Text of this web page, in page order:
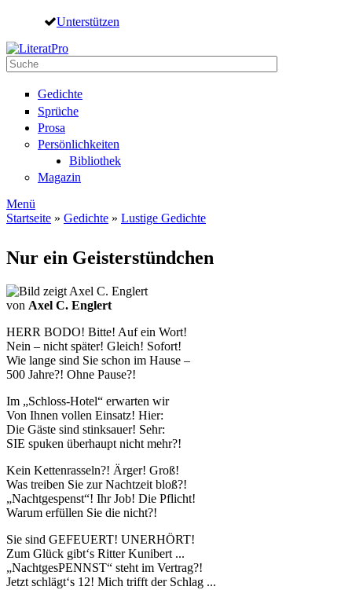
Direkt zum Inhalt
Unterstützen
Suche
Gedichte
Sprüche
Prosa
Persönlichkeiten
Bibliothek
Magazin
Menü
Startseite » Gedichte » Lustige Gedichte
Nur ein Geisterstündchen
von Axel C. Englert
HERR BODO! Bitte! Auf ein Wort!
Nein – nicht später! Gleich! Sofort!
Wie lange sind Sie schon im Hause –
500 Jahre?! Ohne Pause?!
Im „Schloss-Hotel“ erwarten wir
Von Ihnen vollen Einsatz! Hier:
Die Gäste sind stinksauer! Sehr:
SIE spuken überhaupt nicht mehr?!
Kein Kettenrasseln?! Ärger! Groß!
Was treiben Sie zur Nachtzeit bloß?!
„Nachtgespenst“! Ihr Job! Die Pflicht!
Warum erfüllen Sie die nicht?!
Sie sind GEFEUERT! UNERHÖRT!
Zum Glück gibt‘s Ritter Kunibert ...
„NachtgesPENNST“ steht im Vertrag?!
Jetzt schlägt‘s 12! Mich trifft der Schlag ...